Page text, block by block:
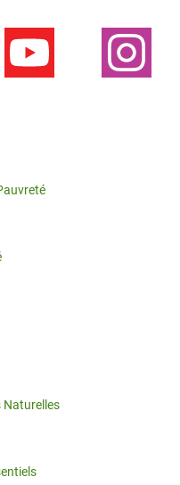
Naturelles